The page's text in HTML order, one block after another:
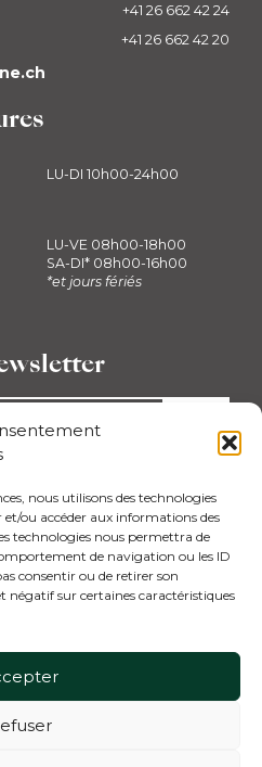
nous utilisons des technologies
et/ou accéder aux informations des
technologies nous permettra de
de navigation ou les ID
consentir ou de retirer son
sur certaines caractéristiques
+41 26 662 42 24
+41 26 662 42 20
LU-DI 10h00-24h00
LU-VE 08h00-18h00
SA-DI* 08h00-16h00
*et jours fériés
et ne sera pas
Données